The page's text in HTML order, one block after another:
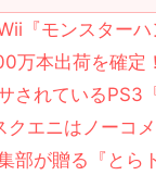
『モンスター
万本出荷を確定
されているPS3
クエニはノーコメ
部が贈る『とら